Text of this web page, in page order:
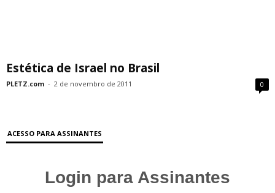
Estética de Israel no Brasil
PLETZ.com - 2 de novembro de 2011 0
ACESSO PARA ASSINANTES
Login para Assinantes